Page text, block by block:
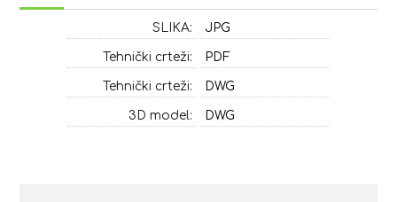
SLIKA: JPG
Tehnički crteži: PDF
Tehnički crteži: DWG
3D model: DWG